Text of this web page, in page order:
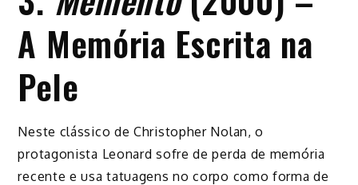
A Memória Escrita na
Pele
Neste clássico de Christopher Nolan, o
protagonista Leonard sofre de perda de memória
recente e usa tatuagens no corpo como forma de